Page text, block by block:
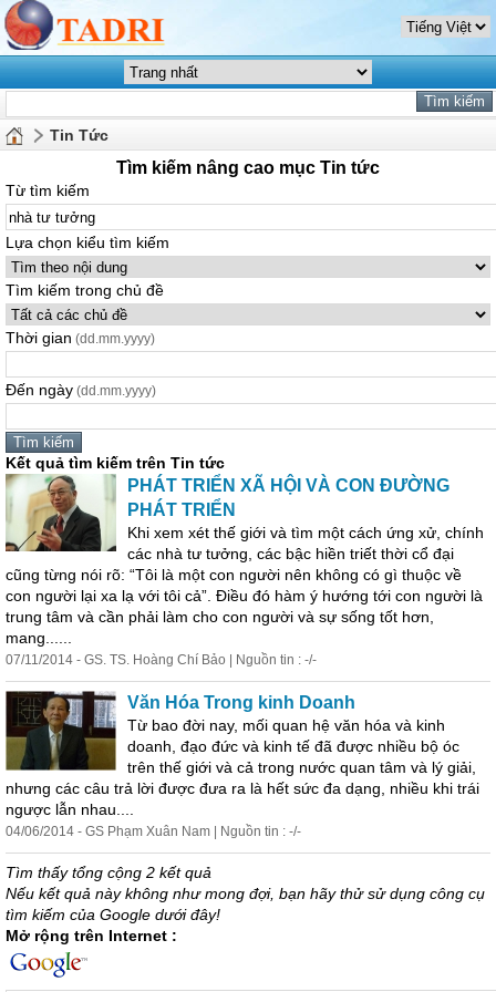
Tin Tức
Tìm kiếm nâng cao mục Tin tức
Từ tìm kiếm
Lựa chọn kiểu tìm kiếm
Tìm kiếm trong chủ đề
Thời gian (dd.mm.yyyy)
Đến ngày (dd.mm.yyyy)
Kết quả tìm kiếm trên Tin tức
PHÁT TRIỂN XÃ HỘI VÀ CON ĐƯỜNG
PHÁT TRIỂN
Khi xem xét thế giới và tìm một cách ứng xử, chính
các nhà tư tưởng, các bậc hiền triết thời cổ đại
cũng từng nói rõ: “Tôi là một con người nên không có gì thuộc về
con người lại xa lạ với tôi cả”. Điều đó hàm ý hướng tới con người là
trung tâm và cần phải làm cho con người và sự sống tốt hơn,
mang......
07/11/2014 - GS. TS. Hoàng Chí Bảo | Nguồn tin : -/-
Văn Hóa Trong kinh Doanh
Từ bao đời nay, mối quan hệ văn hóa và kinh
doanh, đạo đức và kinh tế đã được nhiều bộ óc
trên thế giới và cả trong nước quan tâm và lý giải,
nhưng các câu trả lời được đưa ra là hết sức đa dạng, nhiều khi trái
ngược lẫn nhau....
04/06/2014 - GS Phạm Xuân Nam | Nguồn tin : -/-
Tìm thấy tổng cộng 2 kết quả
Nếu kết quả này không như mong đợi, bạn hãy thử sử dụng công cụ
tìm kiếm của Google dưới đây!
Mở rộng trên Internet :